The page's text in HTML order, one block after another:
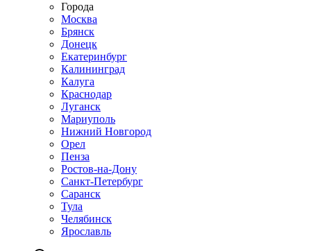
Города
Москва
Брянск
Донецк
Екатеринбург
Калининград
Калуга
Краснодар
Луганск
Мариуполь
Нижний Новгород
Орел
Пенза
Ростов-на-Дону
Санкт-Петербург
Саранск
Тула
Челябинск
Ярославль